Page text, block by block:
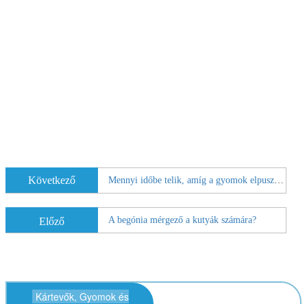
Következő Mennyi időbe telik, amíg a gyomok elpusztulnak a gyom és takarmány kijuttatása után?
Előző A begónia mérgező a kutyák számára?
Kártevők, Gyomok és